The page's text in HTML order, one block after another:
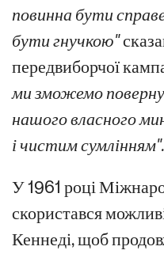
повинна бути
бути гнучкою"
передвиборчої
ми зможемо
нашого власного
і чистим сумлінням".
У 1961 році
скористався
Кеннеді, щоб